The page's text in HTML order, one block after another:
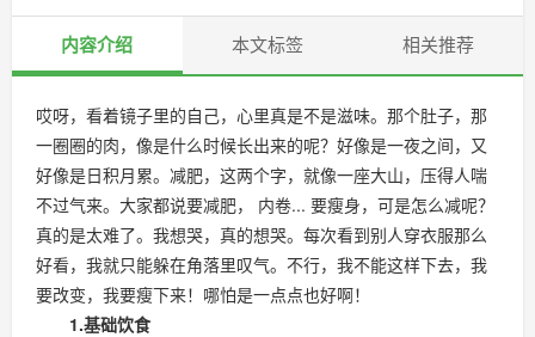
内容介绍 本文标签 相关推荐
哎呀，看着镜子里的自己，心里真是不是滋味。那个肚子，那
一圈圈的肉，像是什么时候长出来的呢？好像是一夜之间，又
好像是日积月累。减肥，这两个字，就像一座大山，压得人喘
不过气来。大家都说要减肥， 内卷... 要瘦身，可是怎么减呢？
真的是太难了。我想哭，真的想哭。每次看到别人穿衣服那么
好看，我就只能躲在角落里叹气。不行，我不能这样下去，我
要改变，我要瘦下来！哪怕是一点点也好啊！
1.基础饮食